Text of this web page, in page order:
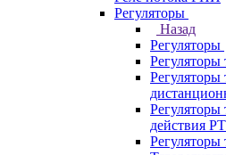
Регуляторы
Назад
Регуляторы
Регуляторы
Регуляторы
действия